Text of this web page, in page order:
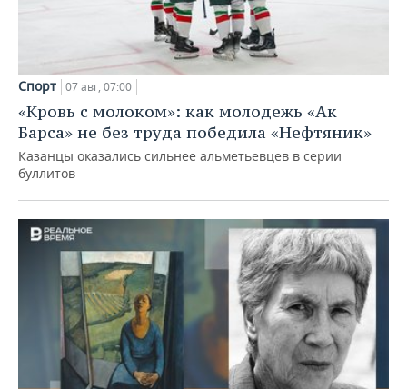
Спорт 07 авг, 07:00
«Кровь с молоком»: как молодежь «Ак
Барса» не без труда победила «Нефтяник»
Казанцы оказались сильнее альметьевцев в серии
буллитов